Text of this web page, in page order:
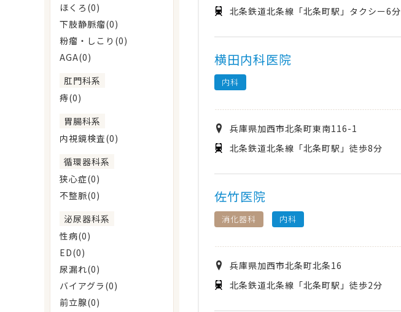
ほくろ(0)
下肢静脈瘤(0)
粉瘤・しこり(0)
AGA(0)
肛門科系
痔(0)
胃腸科系
内視鏡検査(0)
循環器科系
狭心症(0)
不整脈(0)
泌尿器科系
性病(0)
ED(0)
尿漏れ(0)
バイアグラ(0)
前立腺(0)
北条鉄道北条線「北条町駅」タクシー6分
横田内科医院
内科
兵庫県加西市北条町東南116-1
北条鉄道北条線「北条町駅」徒歩8分
佐竹医院
消化器科 内科
兵庫県加西市北条町北条16
北条鉄道北条線「北条町駅」徒歩2分